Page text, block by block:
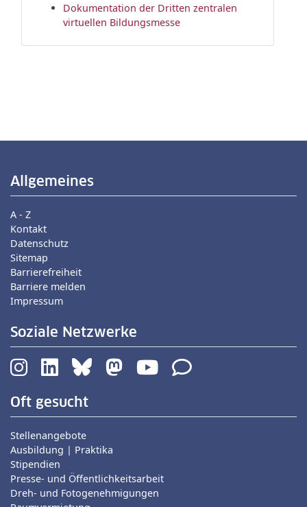
Dokumentation der Dritten zentralen
virtuellen Bildungsmesse
Allgemeines
A - Z
Kontakt
Datenschutz
Sitemap
Barrierefreiheit
Barriere melden
Impressum
Soziale Netzwerke
Oft gesucht
Stellenangebote
Ausbildung | Praktika
Stipendien
Presse- und Öffentlichkeitsarbeit
Dreh- und Fotogenehmigungen